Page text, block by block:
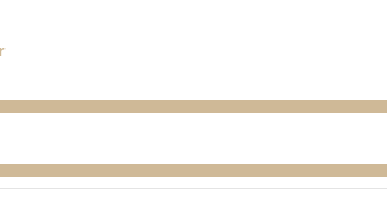
12 Inch Plafond Zwart